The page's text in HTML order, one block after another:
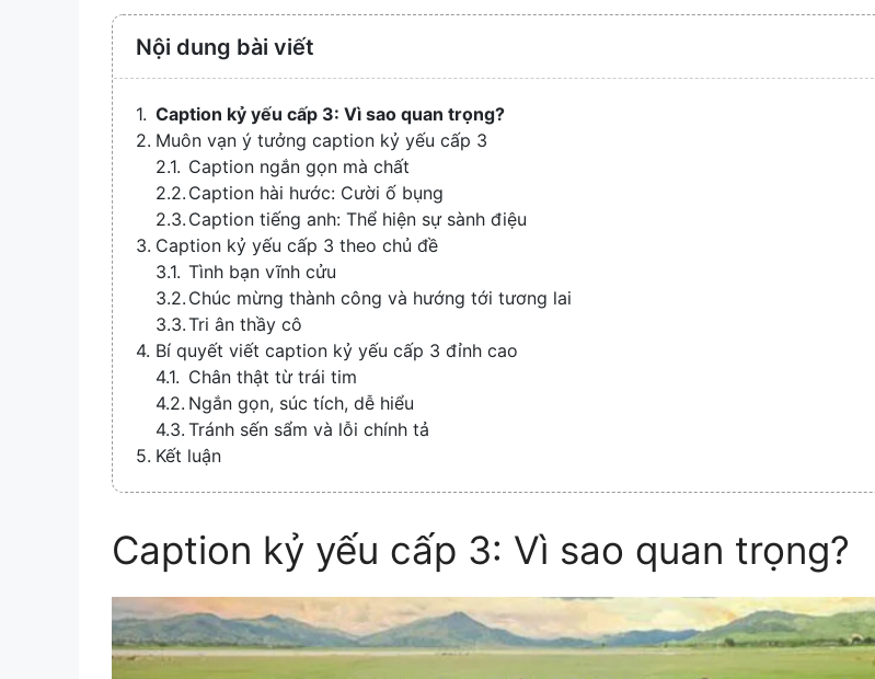
Nội dung bài viết
Caption kỷ yếu cấp 3: Vì sao quan trọng?
Muôn vạn ý tưởng caption kỷ yếu cấp 3
Caption ngắn gọn mà chất
Caption hài hước: Cười ố bụng
Caption tiếng anh: Thể hiện sự sành điệu
Caption kỷ yếu cấp 3 theo chủ đề
Tình bạn vĩnh cửu
Chúc mừng thành công và hướng tới tương lai
Tri ân thầy cô
Bí quyết viết caption kỷ yếu cấp 3 đỉnh cao
Chân thật từ trái tim
Ngắn gọn, súc tích, dễ hiểu
Tránh sến sẩm và lỗi chính tả
Kết luận
Caption kỷ yếu cấp 3: Vì sao quan trọng?